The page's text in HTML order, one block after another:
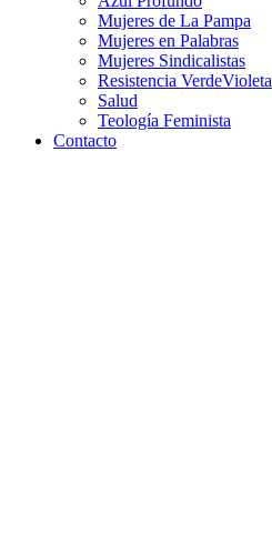
Mujeres de La Pampa
Mujeres en Palabras
Mujeres Sindicalistas
Resistencia VerdeVioleta
Salud
Teología Feminista
Contacto